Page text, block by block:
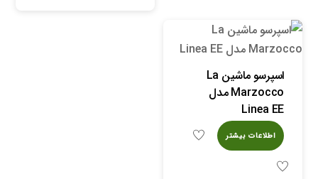
اسپرسو ماشین La
Marzocco مدل
Linea EE
اطلاعات بیشتر